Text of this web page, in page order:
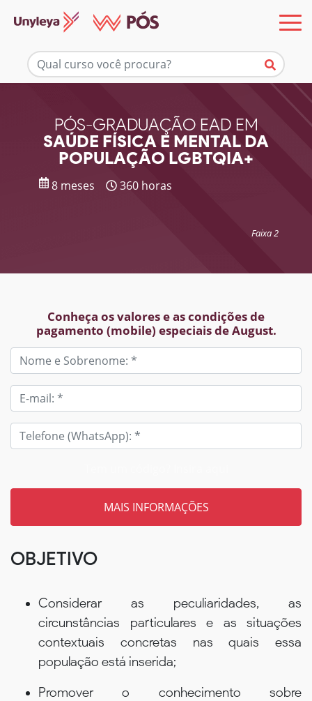
PÓS-GRADUAÇÃO EAD EM
SAÚDE FÍSICA E MENTAL DA
POPULAÇÃO LGBTQIA+
8 meses 360 horas
Faixa 2
Conheça os valores e as condições de
pagamento (mobile) especiais de August.
Mais informações
OBJETIVO
Considerar as peculiaridades, as
circunstâncias particulares e as situações
contextuais concretas nas quais essa
população está inserida;
Promover o conhecimento sobre